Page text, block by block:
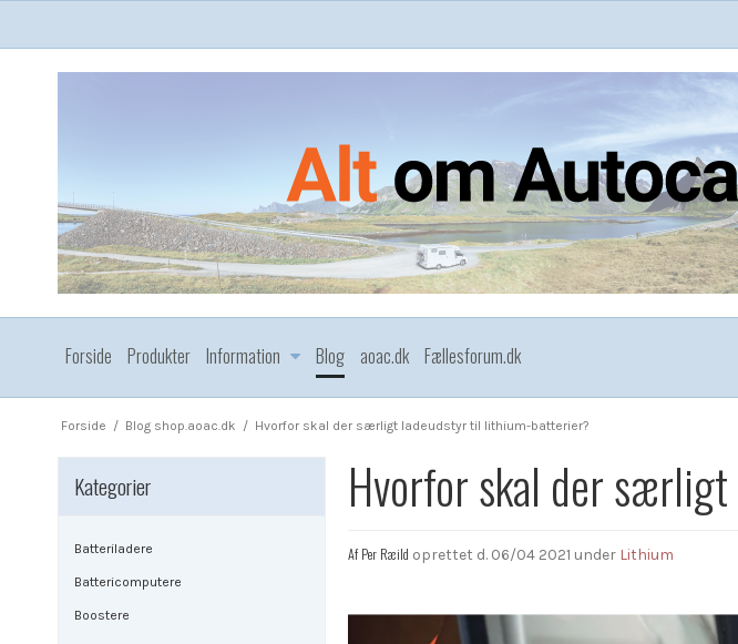
Forside Produkter Information Blog aoac.dk Fællesforum.dk
Forside / Blog shop.aoac.dk / Hvorfor skal der særligt ladeudstyr til lithium-batterier?
Kategorier
Batteriladere
Battericomputere
Boostere
Hvorfor skal der
Af Per Ræild oprettet d. 06/04 2021 under Lithium